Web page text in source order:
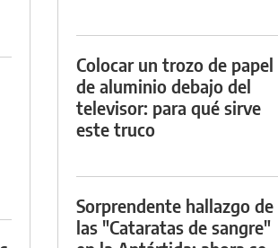
Colocar un trozo de papel
de aluminio debajo del
televisor: para qué sirve
este truco
Sorprendente hallazgo de
las "Cataratas de sangre"